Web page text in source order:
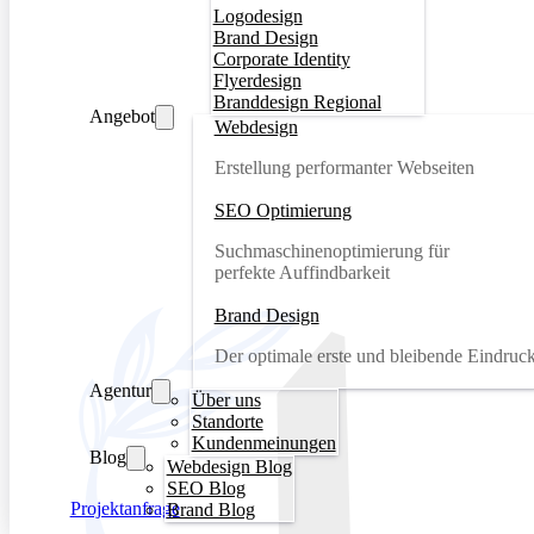
Logodesign
Brand Design
Corporate Identity
Flyerdesign
Branddesign Regional
Angebot
Webdesign
Erstellung performanter Webseiten
SEO Optimierung
Suchmaschinenoptimierung für
perfekte Auffindbarkeit
Brand Design
Der optimale erste und bleibende
Agentur
Über uns
Standorte
Kundenmeinungen
Blog
Webdesign Blog
SEO Blog
Brand Blog
Projektanfrage